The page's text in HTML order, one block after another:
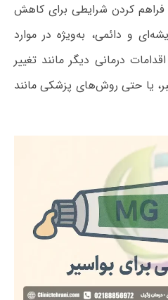
فراهم کردن شرایطی برای کاهش
و دائمی، به‌ویژه در موارد
درمانی دیگر مانند تغییر
یا حتی روش‌های پزشکی مانند